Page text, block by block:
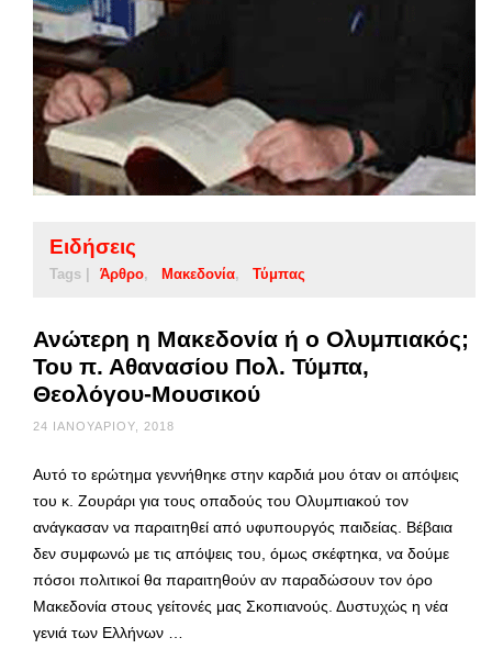
Ειδήσεις
Tags | Άρθρο Μακεδονία Τύμπας
Ανώτερη η Μακεδονία ή ο Ολυμπιακός;
Του π. Αθανασίου Πολ. Τύμπα,
Θεολόγου-Μουσικού
24 ΙΑΝΟΥΑΡΊΟΥ, 2018
Αυτό το ερώτημα γεννήθηκε στην καρδιά μου όταν οι απόψεις
του κ. Ζουράρι για τους οπαδούς του Ολυμπιακού τον
ανάγκασαν να παραιτηθεί από υφυπουργός παιδείας. Βέβαια
δεν συμφωνώ με τις απόψεις του, όμως σκέφτηκα, να δούμε
πόσοι πολιτικοί θα παραιτηθούν αν παραδώσουν τον όρο
Μακεδονία στους γείτονές μας Σκοπιανούς. Δυστυχώς η νέα
γενιά των Ελλήνων …